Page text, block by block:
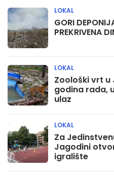
GORI
PREKRIVENA
LOKAL
Zoološki vrt u
godina rada,
ulaz
LOKAL
Za
Jagodini
igralište
LOKAL